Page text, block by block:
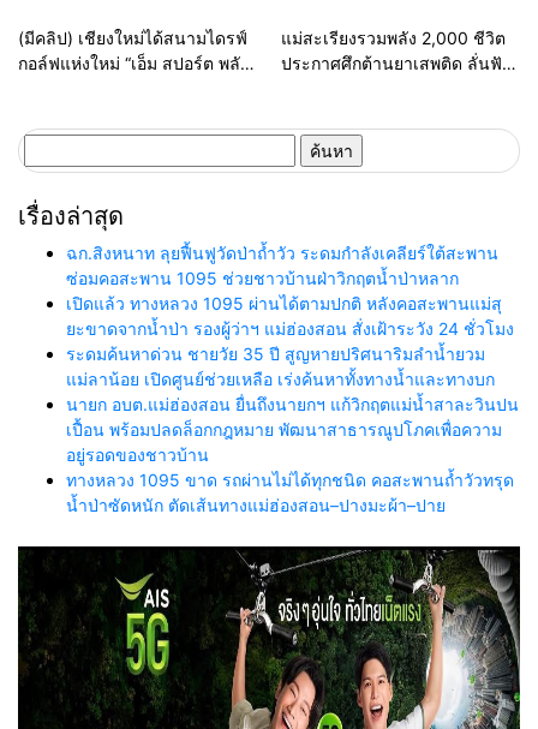
ต่างด้าวเปิดทัวร์เถื่อน รับบทไกด์
ผิดกฎหมาย
พร้อมช่วยประชาชนทุก
สถานการณ์
Home ธุรกิจ-บันเทิง
(มีคลิป) เชียงใหม่ได้สนามไดรฟ์
กอล์ฟแห่งใหม่ “เอ็ม สปอร์ต พลัส”
Lifestyle Destination
Home รอบรั้วทั่วไทย
แม่สะเรียงรวมพลัง 2,000 ชีวิต
ประกาศศึกต้านยาเสพติด ลั่นฟัน
สำหรับ:
เรื่องล่าสุด
ฉก.สิงหนาท ลุยฟื้นฟูวัดป่าถ้ำวัว ระดมกำลังเคลียร์ใต้สะพาน
ซ่อมคอสะพาน 1095 ช่วยชาวบ้านฝ่าวิกฤตน้ำป่าหลาก
เปิดแล้ว ทางหลวง 1095 ผ่านได้ตามปกติ หลังคอสะพานแม่สุ
ยะขาดจากน้ำป่า รองผู้ว่าฯ แม่ฮ่องสอน สั่งเฝ้าระวัง 24 ชั่วโมง
ระดมค้นหาด่วน ชายวัย 35 ปี สูญหายปริศนาริมลำน้ำยวม
แม่ลาน้อย เปิดศูนย์ช่วยเหลือ เร่งค้นหาทั้งทางน้ำและทางบก
นายก อบต.แม่ฮ่องสอน ยื่นถึงนายกฯ แก้วิกฤตแม่น้ำสาละวินปน
เปื้อน พร้อมปลดล็อกกฎหมาย พัฒนาสาธารณูปโภคเพื่อความ
อยู่รอดของชาวบ้าน
ทางหลวง 1095 ขาด รถผ่านไม่ได้ทุกชนิด คอสะพานถ้ำวัวทรุด
น้ำป่าซัดหนัก ตัดเส้นทางแม่ฮ่องสอน–ปางมะผ้า–ปาย